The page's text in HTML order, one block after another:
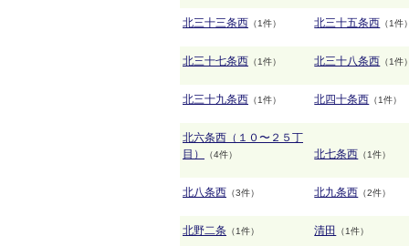
北三十三条西 （1件） 北三十五条西 （1件）
北三十七条西 （1件） 北三十八条西 （1件）
北三十九条西 （1件） 北四十条西 （1件）
北六条西（１０〜２５丁
目）
（4件） 北七条西 （1件）
北八条西 （3件） 北九条西 （2件）
北野二条 （1件） 清田 （1件）